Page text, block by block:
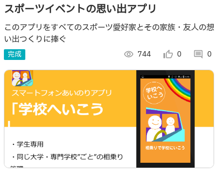
スポーツイベントの思い出アプリ
このアプリをすべてのスポーツ愛好家とその家族・友人の想
い出つくりに捧ぐ
完成 visibility 744 thumb_up_alt 0 comment 0